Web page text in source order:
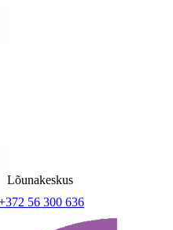
Lõunakeskus
56 300 636